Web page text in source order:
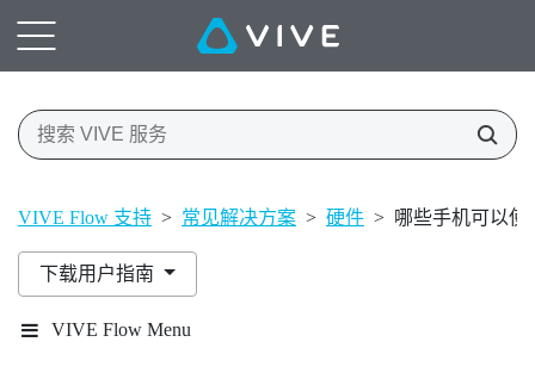
VIVE Flow 支持 > 常见解决方案 > 硬件 > 哪些手机可以
下载用户指南
VIVE Flow Menu